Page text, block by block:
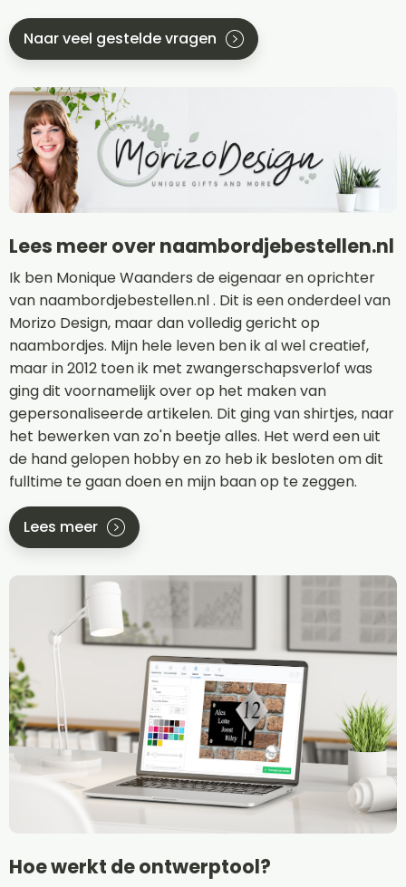
Naar veel gestelde vragen
Lees meer over naambordjebestellen.nl
Ik ben Monique Waanders de eigenaar en oprichter
van naambordjebestellen.nl . Dit is een onderdeel van
Morizo Design, maar dan volledig gericht op
naambordjes. Mijn hele leven ben ik al wel creatief,
maar in 2012 toen ik met zwangerschapsverlof was
ging dit voornamelijk over op het maken van
gepersonaliseerde artikelen. Dit ging van shirtjes, naar
het bewerken van zo'n beetje alles. Het werd een uit
de hand gelopen hobby en zo heb ik besloten om dit
fulltime te gaan doen en mijn baan op te zeggen.
Lees meer
Hoe werkt de ontwerptool?